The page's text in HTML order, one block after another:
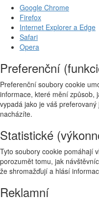
Google Chrome
Firefox
Internet Explorer a Edge
Safari
Opera
Preferenční
Preferenční soubory cookie
informace, které mění způsob,
vypadá jako je váš
nacházíte.
Statistické
Tyto soubory cookie pomáhají
porozumět tomu, jak
že shromažďují a hlásí
Reklamní